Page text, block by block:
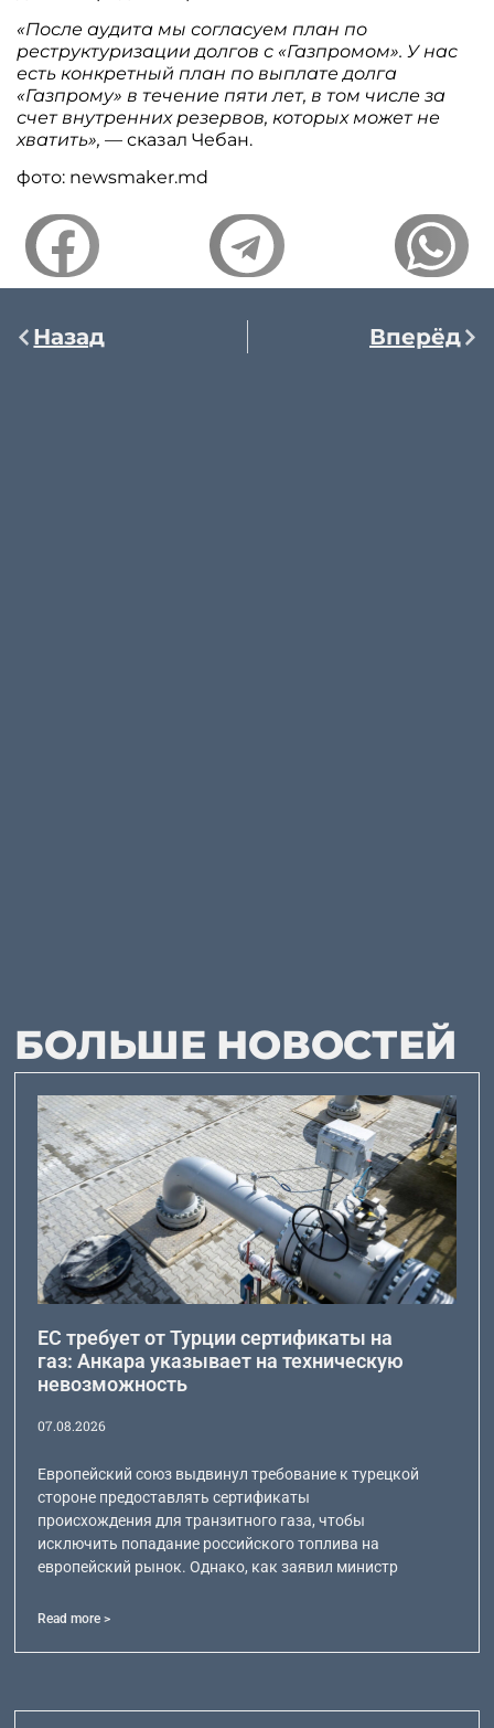
«После аудита мы согласуем план по
реструктуризации долгов с «Газпромом». У нас
есть конкретный план по выплате долга
«Газпрому» в течение пяти лет, в том числе за
счет внутренних резервов, которых может не
хватить», — сказал Чебан.
фото: newsmaker.md
Назад Вперёд
БОЛЬШЕ НОВОСТЕЙ
ЕС требует от Турции сертификаты на
газ: Анкара указывает на техническую
невозможность
07.08.2026
Европейский союз выдвинул требование к турецкой
стороне предоставлять сертификаты
происхождения для транзитного газа, чтобы
исключить попадание российского топлива на
европейский рынок. Однако, как заявил министр
Read more >